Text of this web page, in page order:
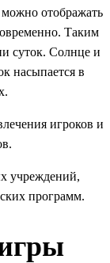
отображать
Таким
суток. Солнце и
насыпается в
игроков и
учреждений,
программ.